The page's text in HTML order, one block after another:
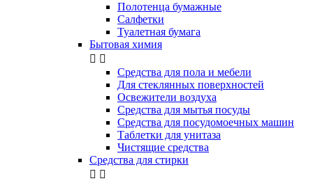
Полотенца бумажные
Салфетки
Туалетная бумага
Бытовая химия
 
Cредства для пола и мебели
Для стеклянных поверхностей
Освежители воздуха
Средства для мытья посуды
Средства для посудомоечных машин
Таблетки для унитаза
Чистящие средства
Средства для стирки
 